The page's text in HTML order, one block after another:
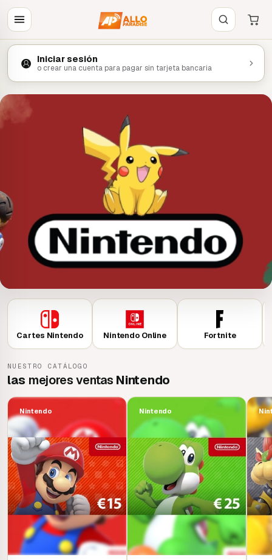
Iniciar sesión
o crear una cuenta para pagar sin tarjeta bancaria
Cartes Nintendo Nintendo Online Fortnite
NUESTRO CATÁLOGO
las mejores ventas Nintendo
Nintendo Nintendo